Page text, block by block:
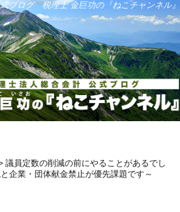
ブログ 税理士 金巨功の『ねこチャンネル』
議員定数の削減の前にやることがあるでし
企業・団体献金禁止が優先課題です～